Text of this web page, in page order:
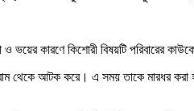
কারণে কিশোরী বিষয়টি পরিবারের
থেকে আটক করে। এ সময় তাকে মারধর করা